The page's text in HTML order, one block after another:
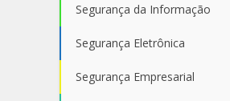
Segurança da Informação
Segurança Eletrônica
Segurança Empresarial